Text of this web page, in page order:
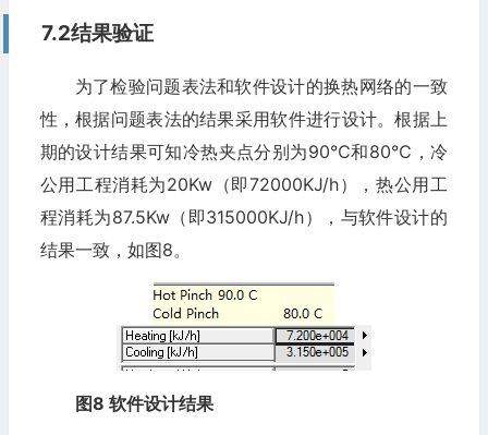
7.2结果验证
为了检验问题表法和软件设计的换热网络的一致
性，根据问题表法的结果采用软件进行设计。根据上
期的设计结果可知冷热夹点分别为90℃和80℃，冷
公用工程消耗为20Kw（即72000KJ/h），热公用工
程消耗为87.5Kw（即315000KJ/h），与软件设计的
结果一致，如图8。
图8 软件设计结果